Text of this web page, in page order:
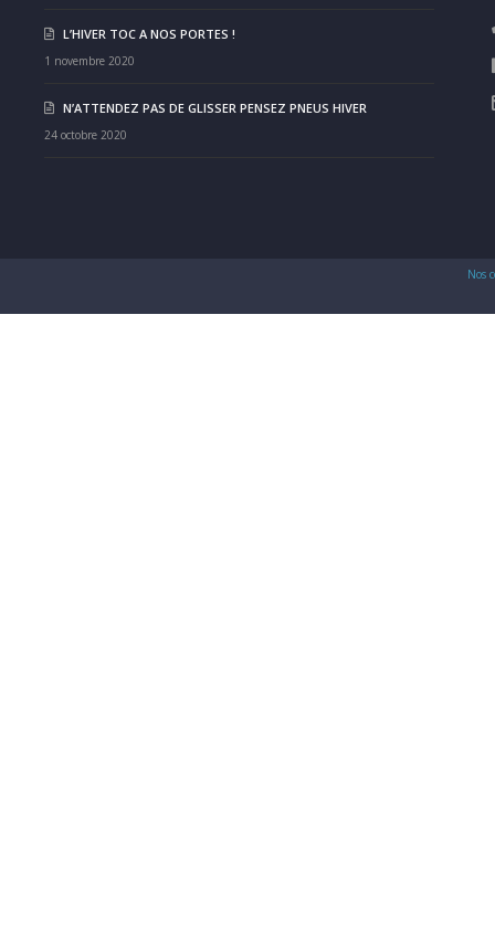
L’HIVER TOC A NOS PORTES !
1 novembre 2020
N’ATTENDEZ PAS DE GLISSER PENSEZ PNEUS HIVER
24 octobre 2020
Nos